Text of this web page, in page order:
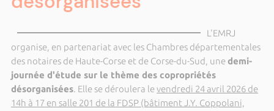
L'EMRJ
organise, en partenariat avec les Chambres départementales
des notaires de Haute-Corse et de Corse-du-Sud, unedemi-
journée d'étude sur le thème des copropriétés
désorganisées. Elle se déroulera levendredi 24 avril 2026 de
14h à 17 en salle 201 de la FDSP (bâtiment J.Y. Coppolani,